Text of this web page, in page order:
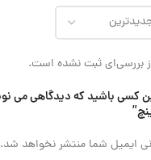
بررسی‌ای ثبت نشده است.
ایمیل شما منتشر نخواهد شد.